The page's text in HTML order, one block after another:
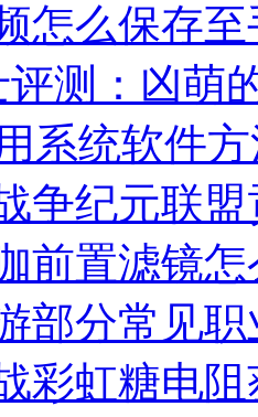
怎么保存至
评测：凶萌
系统软件
争纪元联
前置滤镜怎
部分常见
彩虹糖电